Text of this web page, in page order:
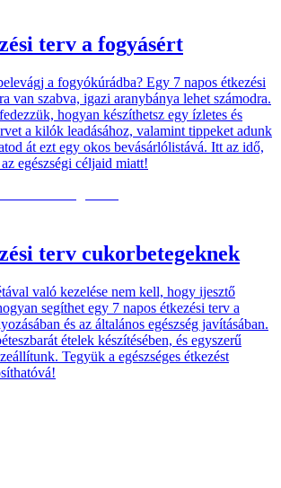
terv a fogyásért
a fogyókúrádba? Egy 7 napos étkezési
van szabva, igazi aranybánya lehet számodra.
hogyan készíthetsz egy ízletes és
a kilók leadásához, valamint tippeket adunk
át ezt egy okos bevásárlólistává. Itt az idő,
egészségi céljaid miatt!
terv cukorbetegeknek
való kezelése nem kell, hogy ijesztő
segíthet egy 7 napos étkezési terv a
és az általános egészség javításában.
ételek készítésében, és egyszerű
Tegyük a egészséges étkezést